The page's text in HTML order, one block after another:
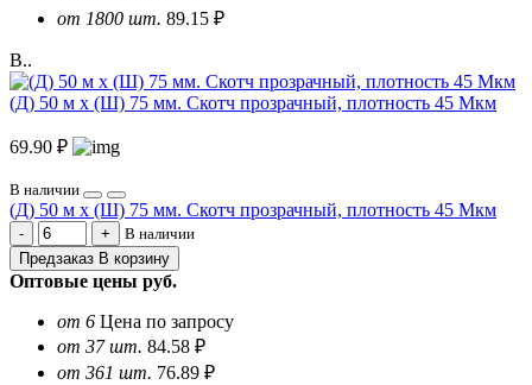
от 1800 шт. 89.15 ₽
В..
(Д) 50 м х (Ш) 75 мм. Скотч прозрачный, плотность 45 Мкм
69.90 ₽
В наличии
(Д) 50 м х (Ш) 75 мм. Скотч прозрачный, плотность 45 Мкм
В наличии
Предзаказ В корзину
Оптовые цены руб.
от 6 Цена по запросу
от 37 шт. 84.58 ₽
от 361 шт. 76.89 ₽